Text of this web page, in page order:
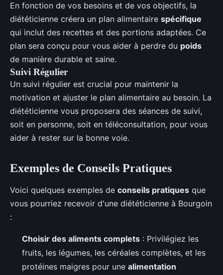
En fonction de vos besoins et de vos objectifs, la
diététicienne créera un plan alimentaire spécifique
qui inclut des recettes et des portions adaptées. Ce
plan sera conçu pour vous aider à perdre du poids
de manière durable et saine.
Suivi Régulier
Un suivi régulier est crucial pour maintenir la
motivation et ajuster le plan alimentaire au besoin. La
diététicienne vous proposera des séances de suivi,
soit en personne, soit en téléconsultation, pour vous
aider à rester sur la bonne voie.
Exemples de Conseils Pratiques
Voici quelques exemples de conseils pratiques que
vous pourriez recevoir d'une diététicienne à Bourgoin
:
Choisir des aliments complets : Privilégiez les
fruits, les légumes, les céréales complètes, et les
protéines maigres pour une alimentation